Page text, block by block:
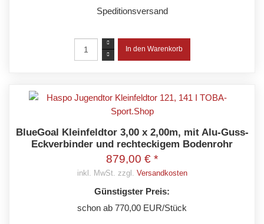
Speditionsversand
BlueGoal Kleinfeldtor 3,00 x 2,00m, mit Alu-Guss-
Eckverbinder und rechteckigem Bodenrohr
879,00 € *
inkl. MwSt. zzgl. Versandkosten
Günstigster Preis:
schon ab 770,00 EUR/Stück